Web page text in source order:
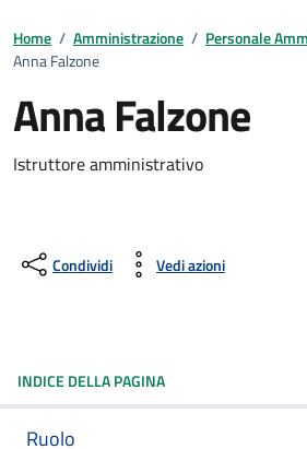
Home / Amministrazione / Personale
Anna Falzone
Anna Falzone
Istruttore amministrativo
Condividi Vedi azioni
INDICE DELLA PAGINA
Ruolo